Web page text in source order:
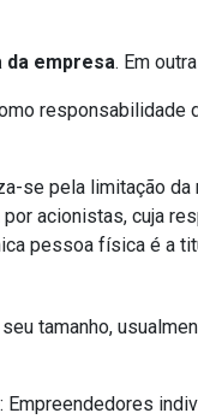
da empresa. Em
se pela limitação
acionistas, cuja
pessoa física é a
tamanho,
: Empreendedores